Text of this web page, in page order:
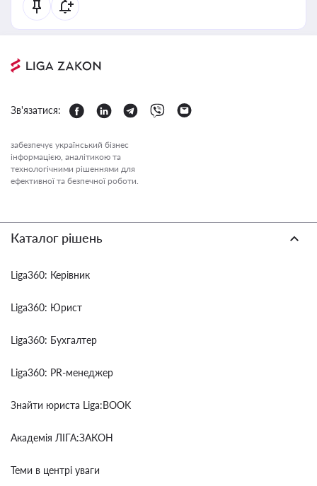
Зв'язатися:
забезпечує український бізнес
інформацією, аналітикою та
технологічними рішеннями для
ефективної та безпечної роботи.
Каталог рішень
Liga360: Керівник
Liga360: Юрист
Liga360: Бухгалтер
Liga360: PR-менеджер
Знайти юриста Liga:BOOK
Академія ЛІГА:ЗАКОН
Теми в центрі уваги